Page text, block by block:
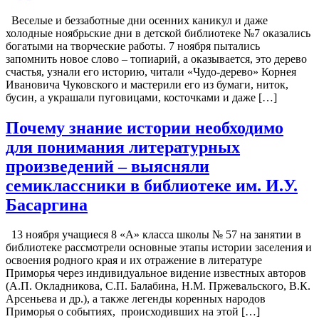
Веселые и беззаботные дни осенних каникул и даже
холодные ноябрьские дни в детской библиотеке №7 оказались
богатыми на творческие работы. 7 ноября пытались
запомнить новое слово – топиарий, а оказывается, это дерево
счастья, узнали его историю, читали «Чудо-дерево» Корнея
Ивановича Чуковского и мастерили его из бумаги, ниток,
бусин, а украшали пуговицами, косточками и даже […]
Почему знание истории необходимо
для понимания литературных
произведений – выясняли
семиклассники в библиотеке им. И.У.
Басаргина
13 ноября учащиеся 8 «А» класса школы № 57 на занятии в
библиотеке рассмотрели основные этапы истории заселения и
освоения родного края и их отражение в литературе
Приморья через индивидуальное видение известных авторов
(А.П. Окладникова, С.П. Балабина, Н.М. Пржевальского, В.К.
Арсеньева и др.), а также легенды коренных народов
Приморья о событиях, происходивших на этой […]